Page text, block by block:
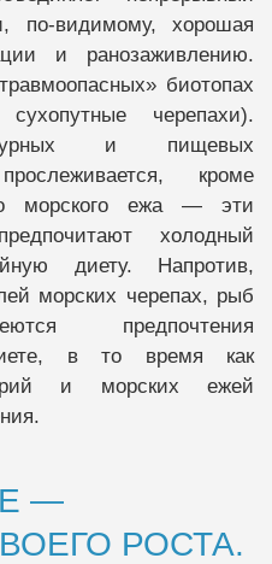
по-видимому, хорошая
и ранозаживлению.
биотопах
черепахи).
и пищевых
кроме
морского ежа — эти
холодный
диету. Напротив,
морских черепах, рыб
предпочтения
в то время как
и морских ежей
—
РОСТА.